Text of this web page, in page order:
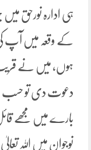
ہی ادارہ نورحق میں
کے وقعہ میں آپ کی
ہوں، میں نے
دعوت دی تو
بارے میں مجھے
نوجوان میں اللہ